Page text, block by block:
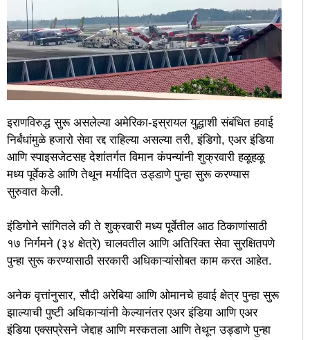
इराणविरुद्ध सुरू असलेल्या अमेरिका-इस्रायल युद्धाशी संबंधित हवाई
निर्बंधांमुळे हजारो सेवा रद्द राहिल्या असल्या तरी, इंडिगो, एअर इंडिया
आणि स्पाइसजेटसह देशांतर्गत विमान कंपन्यांनी शुक्रवारी हळूहळू
मध्य पूर्वेकडे आणि तेथून मर्यादित उड्डाणे पुन्हा सुरू करण्यास
सुरुवात केली.
इंडिगोने सांगितले की ते शुक्रवारी मध्य पूर्वेतील आठ ठिकाणांसाठी
१७ निर्गमने (३४ क्षेत्रे) चालवतील आणि अतिरिक्त सेवा सुरक्षितपणे
पुन्हा सुरू करण्यासाठी सरकारी अधिकाऱ्यांसोबत काम करत आहेत.
अनेक वृत्तांनुसार, सौदी अरेबिया आणि ओमानचे हवाई क्षेत्र पुन्हा सुरू
झाल्याची पुष्टी अधिकाऱ्यांनी केल्यानंतर एअर इंडिया आणि एअर
इंडिया एक्सप्रेसने जेद्दाह आणि मस्कतला आणि तेथून उड्डाणे पुन्हा